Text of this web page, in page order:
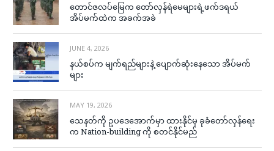
တောင်ဇလပ်မြေက တော်လှန်ရဲမေများရဲ့ဖက်ဒရယ်
အိပ်မက်ထဲက အခက်အခဲ
JUNE 4, 2026
နယ်စပ်က မျက်ရည်များနဲ့ ပျောက်ဆုံးနေသော အိပ်မက်
များ
MAY 19, 2026
သေနတ်ကို ဥပဒေအောက်မှာ ထားနိုင်မှ ခုခံတော်လှန်ရေး
က Nation-building ကို စတင်နိုင်မည်